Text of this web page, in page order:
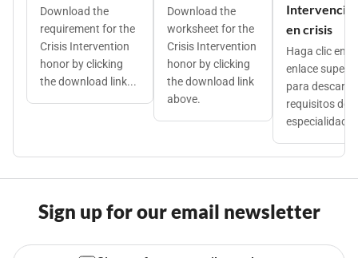
Download the
requirement for the
Crisis Intervention
honor by clicking
the download link...
Download the
worksheet for the
Crisis Intervention
honor by clicking
the download link
above.
en crisis
Haga clic en el
enlace
para
requisitos de
especialidad...
Sign up for our email newsletter